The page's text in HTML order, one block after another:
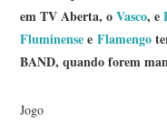
em TV Aberta, oVasco, e
FluminenseeFlamengo
BAND, quando forem
Jogo